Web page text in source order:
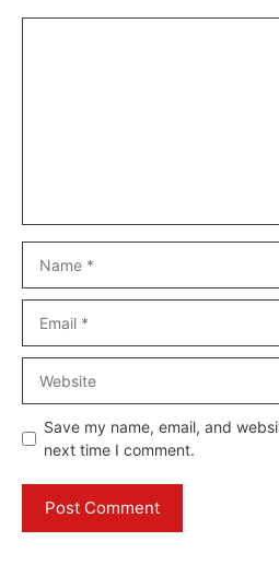
Save my name, email, and
next time I comment.